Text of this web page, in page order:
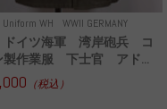
WH WWII GERMANY
イツ海軍 湾岸砲兵 コ
製作業服 下士官 アド...
（税込）